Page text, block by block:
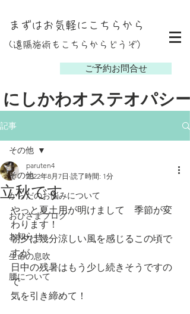
ご予約お問合せ
にしかわオステオパシー
まずはお気軽にこちらから
(遠隔施術もこちらからどうぞ）
記事
その他
からだのお悩みについて
おひさまブログ
お知らせ
生命の息吹
腰について
その他
立秋です
paruten4
2022年8月7日 読了時間: 1分
やっと夏土用が明けまして　季節が変
わります！
朝夕は幾分涼しい風を感じるこの頃で
すが
日中の残暑はもう少し続きそうですの
で
気を引き締めて！